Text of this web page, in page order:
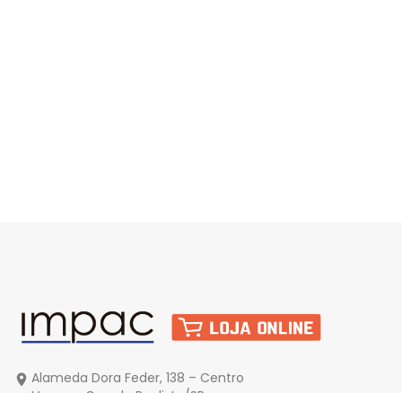
Alameda Dora Feder, 138 – Centro